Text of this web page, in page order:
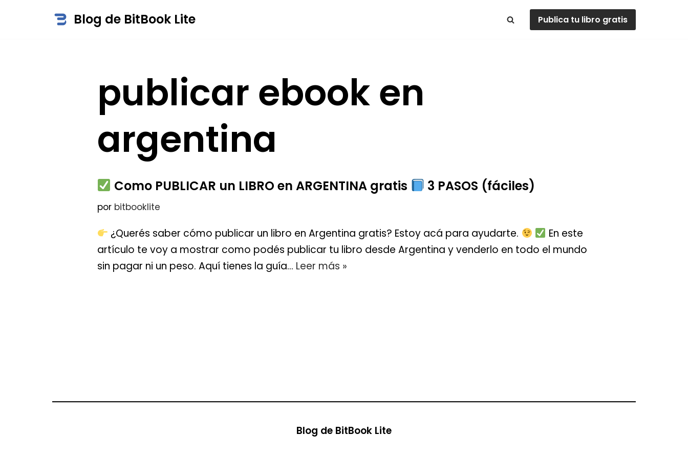
Blog de BitBook Lite Publica tu libro gratis
publicar ebook en
argentina
Como PUBLICAR un LIBRO en ARGENTINA gratis 3 PASOS (fáciles)
por bitbooklite
¿Querés saber cómo publicar un libro en Argentina gratis? Estoy acá para ayudarte.
En este
artículo te voy a mostrar como podés publicar tu libro desde Argentina y venderlo en todo el mundo
sin pagar ni un peso. Aquí tienes la guía… Leer más »
Blog de BitBook Lite